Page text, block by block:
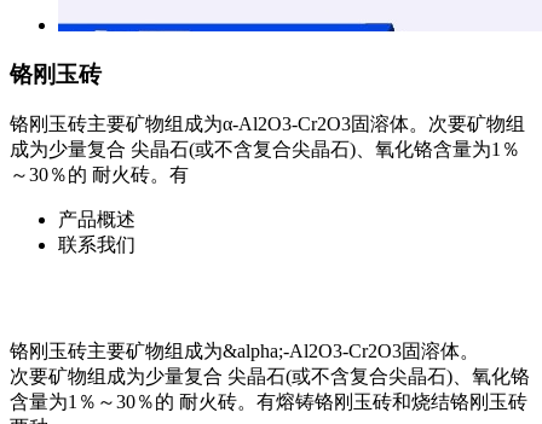
铬刚玉砖
铬刚玉砖主要矿物组成为α-Al2O3-Cr2O3固溶体。次要矿物组
成为少量复合 尖晶石(或不含复合尖晶石)、氧化铬含量为1％
～30％的 耐火砖。有
产品概述
联系我们
铬刚玉砖主要矿物组成为&alpha;-Al2O3-Cr2O3固溶体。
次要矿物组成为少量复合 尖晶石(或不含复合尖晶石)、氧化铬
含量为1％～30％的 耐火砖。有熔铸铬刚玉砖和烧结铬刚玉砖